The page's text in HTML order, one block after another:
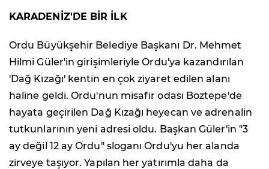
KARADENİZ'DE BİR İLK
Ordu Büyükşehir Belediye Başkanı Dr. Mehmet
Hilmi Güler'in girişimleriyle Ordu'ya kazandırılan
'Dağ Kızağı' kentin en çok ziyaret edilen alanı
haline geldi. Ordu'nun misafir odası Boztepe'de
hayata geçirilen Dağ Kızağı heyecan ve adrenalin
tutkunlarının yeni adresi oldu. Başkan Güler'in "3
ay değil 12 ay Ordu" sloganı Ordu'yu her alanda
zirveye taşıyor. Yapılan her yatırımla daha da